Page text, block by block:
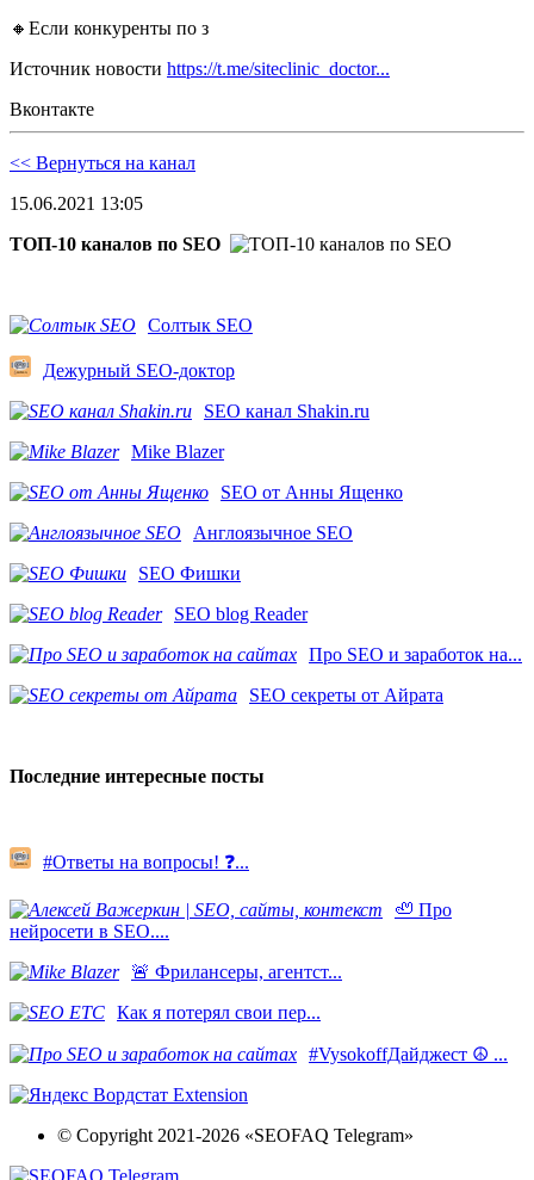
🔸Если конкуренты по з
Источник новости https://t.me/siteclinic_doctor...
Вконтакте
<< Вернуться на канал
15.06.2021 13:05
ТОП-10 каналов по SEO
Солтык SEO
Дежурный SEO-доктор
SEO канал Shakin.ru
Mike Blazer
SEO от Анны Ященко
Англоязычное SEO
SEO Фишки
SEO blog Reader
Про SEO и заработок на...
SEO секреты от Айрата
Последние интересные посты
#Ответы на вопросы! ❓...
🦥 Про
нейросети в SEO....
​🚨 Фрилансеры, агентст...
Как я потерял свои пер...
#VysokoffДайджест ☮️ ...
© Copyright 2021-2026 «SEOFAQ Telegram»